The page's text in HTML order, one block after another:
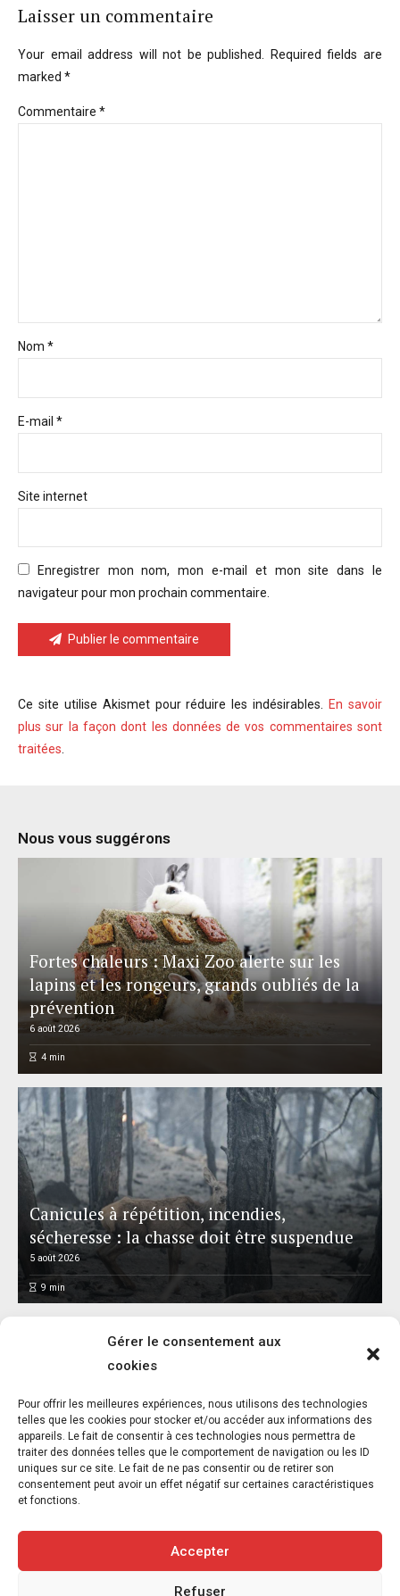
Gérer le consentement aux
cookies
Pour offrir les meilleures expériences, nous utilisons des technologies
telles que les cookies pour stocker et/ou accéder aux informations des
appareils. Le fait de consentir à ces technologies nous permettra de
traiter des données telles que le comportement de navigation ou les ID
uniques sur ce site. Le fait de ne pas consentir ou de retirer son
consentement peut avoir un effet négatif sur certaines caractéristiques
et fonctions.
Accepter
Refuser
Laisser un commentaire
Your email address will not be published. Required fields are
marked *
Commentaire *
Nom *
E-mail *
Site internet
Enregistrer mon nom, mon e-mail et mon site dans le
navigateur pour mon prochain commentaire.
Publier le commentaire
Ce site utilise Akismet pour réduire les indésirables.En savoir
plus sur la façon dont les données de vos commentaires sont
traitées
Nous vous suggérons
Fortes chaleurs : Maxi Zoo alerte sur les
lapins et les rongeurs, grands oubliés de la
prévention
6 août 2026
4min
Canicules à répétition, incendies,
sécheresse : la chasse doit être suspendue
5 août 2026
9 min
Réalisme animal : exposition et catalogue –
Musée départemental Gustave Courbet –
Ornans – Jusqu’au 8 novembre 2026
5 août 2026